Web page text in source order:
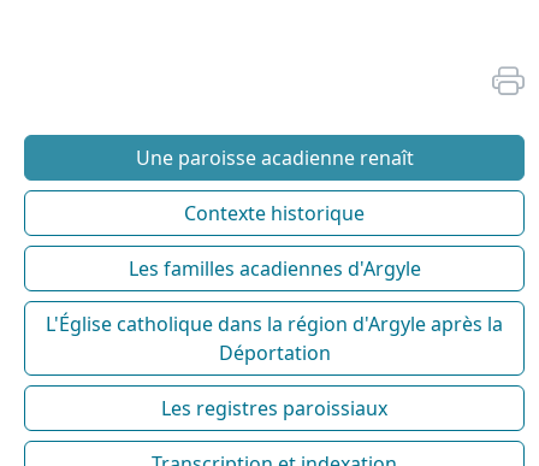
Une paroisse acadienne renaît
Contexte historique
Les familles acadiennes d'Argyle
L'Église catholique dans la région d'Argyle après la
Déportation
Les registres paroissiaux